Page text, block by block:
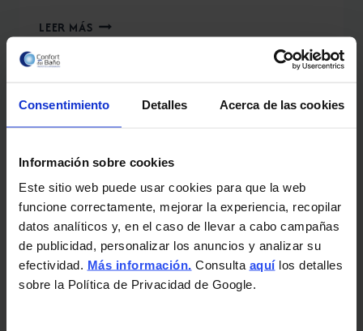
Consentimiento Detalles Acerca de las cookies
Información sobre cookies
Este sitio web puede usar cookies para que la web
funcione correctamente, mejorar la experiencia, recopilar
datos analíticos y, en el caso de llevar a cabo campañas
de publicidad, personalizar los anuncios y analizar su
efectividad. Más información. Consulta aquílos detalles
sobre la Política de Privacidad de Google.
LEER MÁS GRIFOS
NEGROS
DUCHA
PARA
REFORMA
DE
SU
¡TENDENCIAS
TOP!